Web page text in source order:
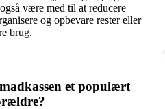
være med til at reducere
og opbevare rester eller
brug.
et populært